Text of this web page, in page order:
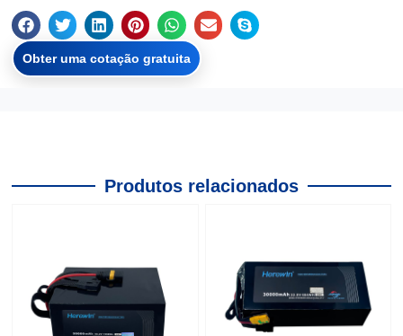
Obter uma cotação gratuita
Produtos relacionados